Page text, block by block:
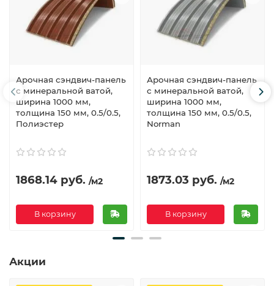
Арочная сэндвич-панель
с минеральной ватой,
ширина 1000 мм,
толщина 150 мм, 0.5/0.5,
Полиэстер
1868.14 руб. /м2
В корзину
Арочная сэндвич-панель
с минеральной ватой,
ширина 1000 мм,
толщина 150 мм, 0.5/0.5,
Norman
1873.03 руб. /м2
В корзину
Акции